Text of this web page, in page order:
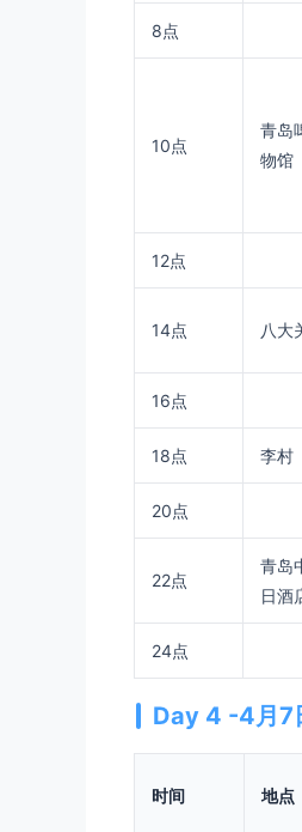
8点
10点
青岛
物馆
12点
14点 八大
16点
18点 李村
20点
22点
青岛
日酒
24点
Day 4 -4月7
时间 地点